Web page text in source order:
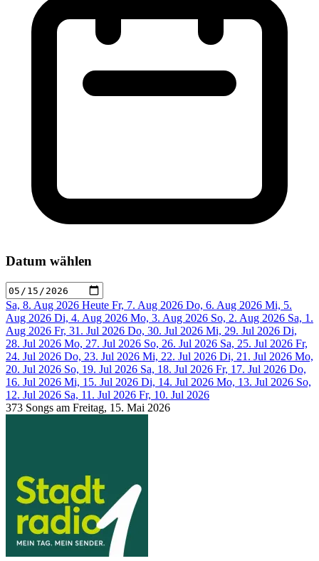
Datum wählen
Sa, 8. Aug 2026 Heute Fr, 7. Aug 2026 Do, 6. Aug 2026 Mi, 5.
Aug 2026 Di, 4. Aug 2026 Mo, 3. Aug 2026 So, 2. Aug 2026 Sa, 1.
Aug 2026 Fr, 31. Jul 2026 Do, 30. Jul 2026 Mi, 29. Jul 2026 Di,
28. Jul 2026 Mo, 27. Jul 2026 So, 26. Jul 2026 Sa, 25. Jul 2026 Fr,
24. Jul 2026 Do, 23. Jul 2026 Mi, 22. Jul 2026 Di, 21. Jul 2026 Mo,
20. Jul 2026 So, 19. Jul 2026 Sa, 18. Jul 2026 Fr, 17. Jul 2026 Do,
16. Jul 2026 Mi, 15. Jul 2026 Di, 14. Jul 2026 Mo, 13. Jul 2026 So,
12. Jul 2026 Sa, 11. Jul 2026 Fr, 10. Jul 2026
373 Songs am Freitag, 15. Mai 2026